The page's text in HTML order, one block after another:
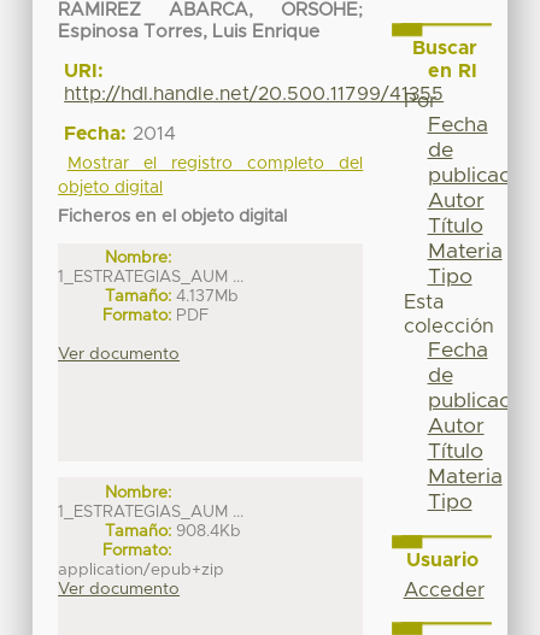
RAMIREZ ABARCA, ORSOHE;
Espinosa Torres, Luis Enrique
URI:
http://hdl.handle.net/20.500.11799/41355
Fecha: 2014
Mostrar el registro completo del
objeto digital
Ficheros en el objeto digital
Nombre:
1_ESTRATEGIAS_AUM ...
Tamaño: 4.137Mb
Formato: PDF
Ver documento
Nombre:
1_ESTRATEGIAS_AUM ...
Tamaño: 908.4Kb
Formato:
application/epub+zip
Ver documento
Buscar
en RI
Por
Fecha
de
publicación
Autor
Título
Materia
Tipo
Esta
colección
Fecha
de
publicación
Autor
Título
Materia
Tipo
Usuario
Acceder